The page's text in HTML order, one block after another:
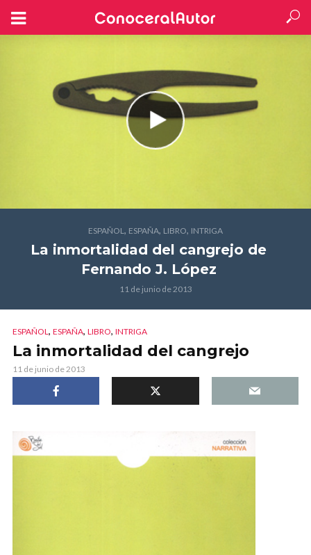
ESPAÑOL, ESPAÑA, LIBRO, INTRIGA
La inmortalidad del cangrejo de
Fernando J. López
11 de junio de 2013
ESPAÑOL, ESPAÑA, LIBRO, INTRIGA
La inmortalidad del cangrejo
11 de junio de 2013